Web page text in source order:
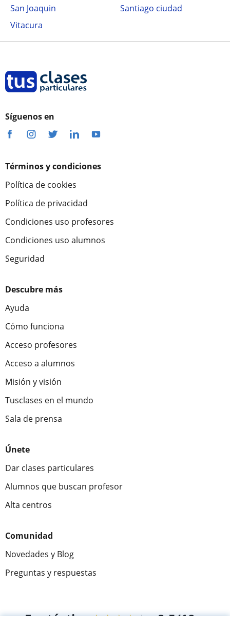
San Joaquin
Santiago ciudad
Vitacura
Síguenos en
Términos y condiciones
Política de cookies
Política de privacidad
Condiciones uso profesores
Condiciones uso alumnos
Seguridad
Descubre más
Ayuda
Cómo funciona
Acceso profesores
Acceso a alumnos
Misión y visión
Tusclases en el mundo
Sala de prensa
Únete
Dar clases particulares
Alumnos que buscan profesor
Alta centros
Comunidad
Novedades y Blog
Preguntas y respuestas
Fantástica★★★★★ 9,5/10